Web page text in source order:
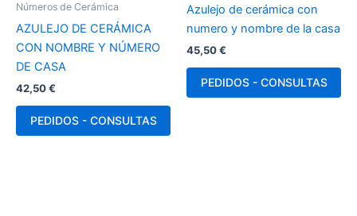
Números de Cerámica
AZULEJO DE CERÁMICA
CON NOMBRE Y NÚMERO
DE CASA
42,50€
PEDIDOS - CONSULTAS
Azulejo de cerámica con
numero y nombre de la casa
45,50€
PEDIDOS - CONSULTAS